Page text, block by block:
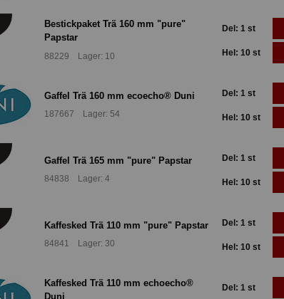
Bestickpaket Trä 160 mm "pure"
Papstar
88229 Lager: 10
Del: 1 st
Hel: 10 st
Gaffel Trä 160 mm ecoecho® Duni
187667 Lager: 54
Del: 1 st
Hel: 10 st
Gaffel Trä 165 mm "pure" Papstar
84838 Lager: 4
Del: 1 st
Hel: 10 st
Kaffesked Trä 110 mm "pure" Papstar
84841 Lager: 30
Del: 1 st
Hel: 10 st
Kaffesked Trä 110 mm echoecho®
Duni
Del: 1 st